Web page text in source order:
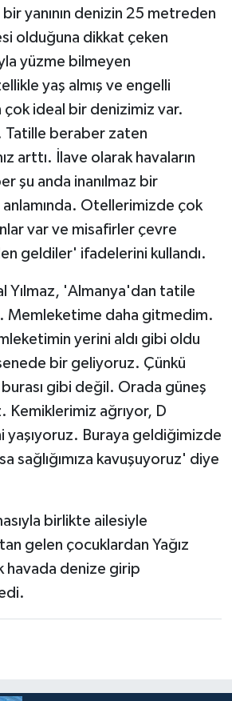
bir yanının denizin 25 metreden
olduğuna dikkat çeken
yüzme bilmeyen
yaş almış ve engelli
çok ideal bir denizimiz var.
Tatille beraber zaten
arttı. İlave olarak havaların
şu anda inanılmaz bir
Otellerimizde çok
var ve misafirler çevre
geldiler' ifadelerini kullandı.
Yılmaz, 'Almanya'dan tatile
Memleketime daha gitmedim.
yerini aldı gibi oldu
bir geliyoruz. Çünkü
gibi değil. Orada güneş
Kemiklerimiz ağrıyor, D
yaşıyoruz. Buraya geldiğimizde
sağlığımıza kavuşuyoruz' diye
birlikte ailesiyle
gelen çocuklardan Yağız
havada denize girip